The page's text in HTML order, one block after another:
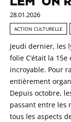
28.01.2026
ACTION CULTURELLE
Jeudi dernier, les
folie C’était la
incroyable. Pour
entièrement
Depuis octobre,
passant entre les
tous les aspects